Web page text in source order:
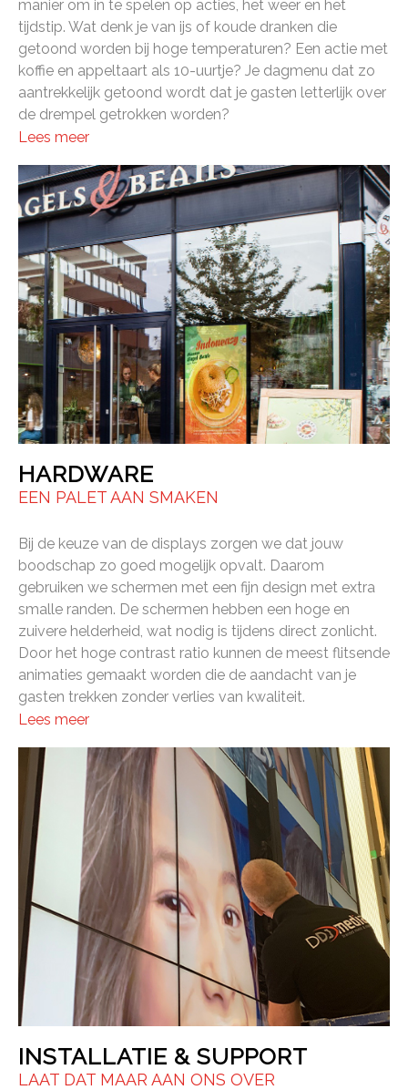
manier om in te spelen op acties, het weer en het
tijdstip. Wat denk je van ijs of koude dranken die
getoond worden bij hoge temperaturen? Een actie met
koffie en appeltaart als 10-uurtje? Je dagmenu dat zo
aantrekkelijk getoond wordt dat je gasten letterlijk over
de drempel getrokken worden?
Lees meer
HARDWARE
EEN PALET AAN SMAKEN
Bij de keuze van de displays zorgen we dat jouw
boodschap zo goed mogelijk opvalt. Daarom
gebruiken we schermen met een fijn design met extra
smalle randen. De schermen hebben een hoge en
zuivere helderheid, wat nodig is tijdens direct zonlicht.
Door het hoge contrast ratio kunnen de meest flitsende
animaties gemaakt worden die de aandacht van je
gasten trekken zonder verlies van kwaliteit.
Lees meer
INSTALLATIE & SUPPORT
LAAT DAT MAAR AAN ONS OVER